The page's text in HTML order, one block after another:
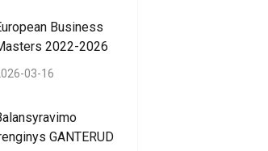
Business
2022-2026
03-16
GANTERUD